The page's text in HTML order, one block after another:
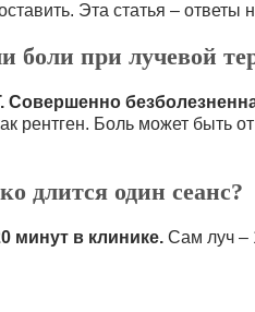
Эта статья –
боли при лучевой
Совершенно
рентген. Боль может быть
длится один сеанс?
минут в клинике. Сам луч –